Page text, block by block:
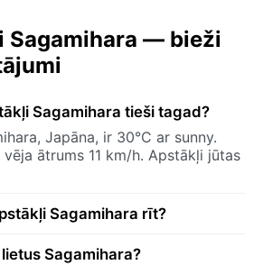
Sagamihara — bieži
Sagamihara tieši tagad?
Japāna, ir 30°C ar sunny.
ātrums 11 km/h. Apstākļi jūtas
Sagamihara rīt?
Sagamihara?